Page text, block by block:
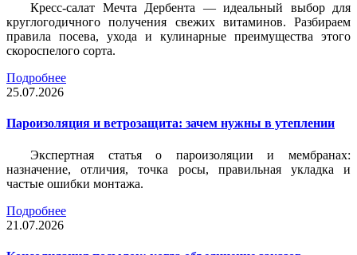
Кресс-салат Мечта Дербента — идеальный выбор для
круглогодичного получения свежих витаминов. Разбираем
правила посева, ухода и кулинарные преимущества этого
скороспелого сорта.
Подробнее
25.07.2026
Пароизоляция и ветрозащита: зачем нужны в утеплении
Экспертная статья о пароизоляции и мембранах:
назначение, отличия, точка росы, правильная укладка и
частые ошибки монтажа.
Подробнее
21.07.2026